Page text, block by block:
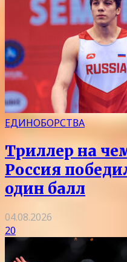
ЕДИНОБОРСТВА
Триллер на
Россия
один балл
04.08.2026
20